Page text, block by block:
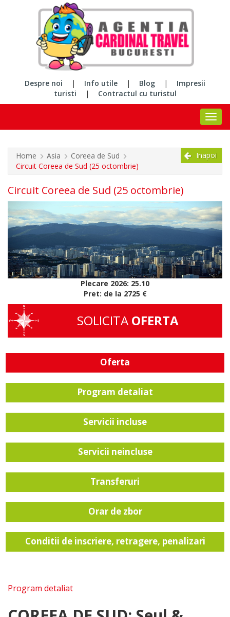
Despre noi | Info utile | Blog |
Impresii
turisti
| Contractul cu turistul
Home Asia
Coreea de Sud
Circuit Coreea de Sud (25 octombrie)
Inapoi
Circuit Coreea de Sud (25 octombrie)
Plecare 2026: 25.10
Pret: de la 2725 €
SOLICITA OFERTA
Oferta
Program detaliat
Servicii incluse
Servicii neincluse
Transferuri
Orar de zbor
Conditii de inscriere, retragere, penalizari
Program detaliat